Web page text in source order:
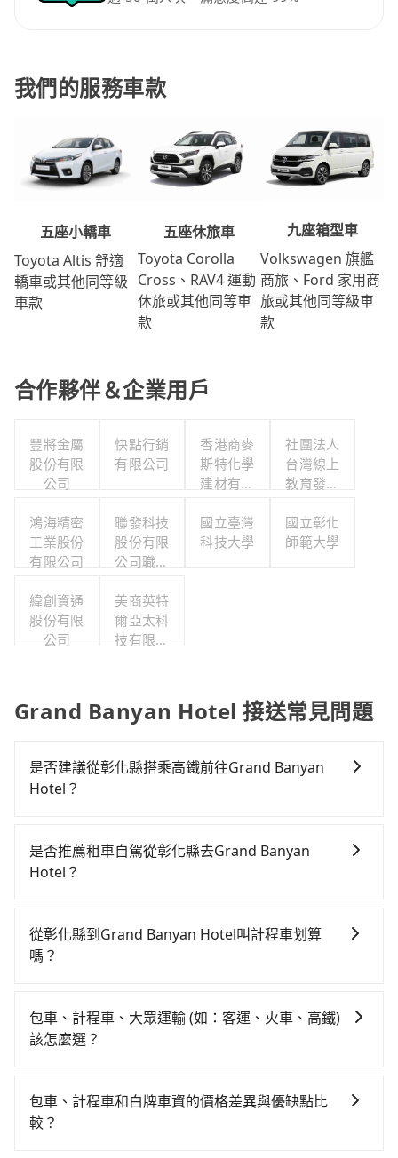
我們的服務車款
五座小轎車
Toyota Altis 舒適
轎車或其他同等級
車款
五座休旅車
Toyota Corolla
Cross、RAV4 運動
休旅或其他同等車
款
九座箱型車
Volkswagen 旗艦
商旅、Ford 家用商
旅或其他同等級車
款
合作夥伴＆企業用戶
豐將金屬
股份有限
公司
快點行銷
有限公司
香港商麥
斯特化學
建材有限
分公司
社團法人
台灣線上
教育發展
鴻海精密
工業股份
有限公司
聯發科技
股份有限
公司職工
會
國立臺灣
科技大學
國立彰化
師範大學
緯創資通
股份有限
公司
美商英特
爾亞太科
技有限公
Grand Banyan Hotel 接送常見問題
是否建議從彰化縣搭乘高鐵前往Grand Banyan
Hotel？
貴、費時，且難叫計程車前往高鐵站！從最早06:25一直
到23:07，台中-台南一天最多有74班次高鐵可搭乘。假
行進站、現場購票並於月台排隊的時間約20分鐘，再乘
坐36~54分鐘（平均45分）的高鐵從台中站前往台南高
抵達Grand Banyan Hotel (台南市北區) 的目的地。全
程加上轉車時間共2小時33分鐘，假設3位同行，高鐵加
換句話說，臨時要叫小黃的難度是雙北大城市的30倍。
縱使幸運攔到一輛小黃了，彰化縣少部分小黃司機不按
是否推薦租車自駕從彰化縣去Grand Banyan
Hotel？
時不需要閉目養神（因為要自己開車），最重要的是你
當天就要來回，那在彰化路邊可隨租隨借的iRent應該是
縣（鹿港鎮）到Grand Banyan Hotel的花費預估為
$1,850~2,450（金額差異來自於平假日、車款差異、抵
能的罰單都需自付。再者，和運的iRent只提供最基本的
車型，如Toyota Yaris、Prius C、Vios這類乘坐體驗較
從彰化縣到Grand Banyan Hotel叫計程車划算
嗎？
灣大車隊、Uber和Yoxi，如果在路邊攔不到車，也可考
慮打電話至彰鹿計程車等叫車看看。依照里程跳錶計
車，那要注意彰化縣僅有合法計程車約1,640輛，計程車
密度為雙北的3.7%，也就是說要臨時叫到小黃的難度是
包車、計程車、大眾運輸 (如：客運、火車、高鐵)
該怎麼選？
擇： 預算：不同交通工具價格不同，可先確定您的預
算。計程車最貴，而大眾運輸通常較便宜。 行程：需多
包車、計程車和白牌車資的價格差異與優缺點比
較？